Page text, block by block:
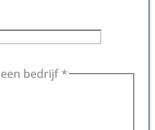
bedrijf *